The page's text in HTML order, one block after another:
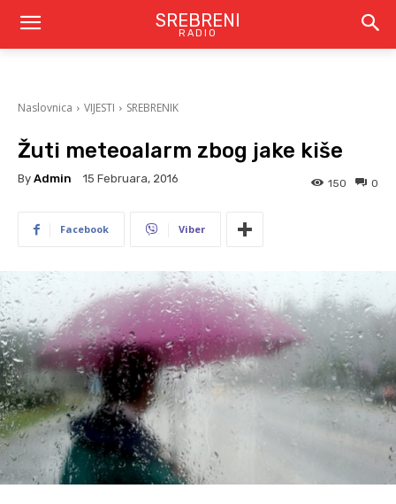
SREBRENI
RADIO
Naslovnica VIJESTI SREBRENIK
Žuti meteoalarm zbog jake kiše
By Admin 15 Februara, 2016 0
150
Facebook Viber